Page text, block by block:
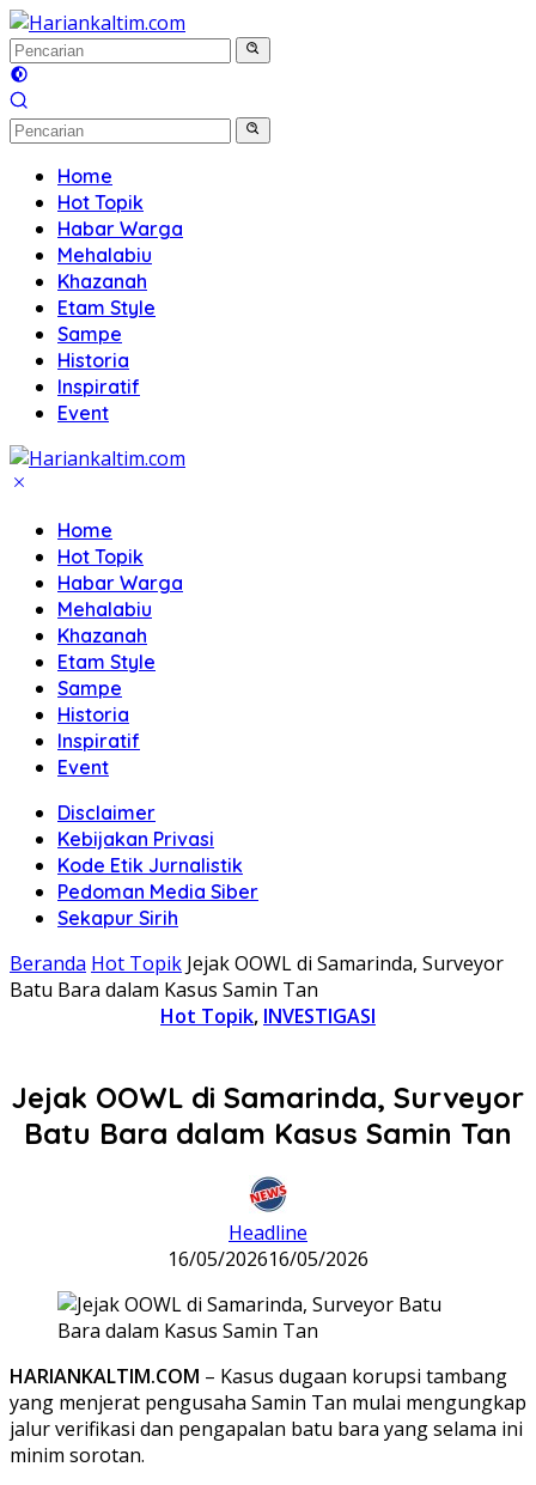
Langsung
ke
konten
Home
Hot Topik
Habar Warga
Mehalabiu
Khazanah
Etam Style
Sampe
Historia
Inspiratif
Event
Home
Hot Topik
Habar Warga
Mehalabiu
Khazanah
Etam Style
Sampe
Historia
Inspiratif
Event
Disclaimer
Kebijakan Privasi
Kode Etik Jurnalistik
Pedoman Media Siber
Sekapur Sirih
Beranda Hot Topik Jejak OOWL di Samarinda, Surveyor
Batu Bara dalam Kasus Samin Tan
Hot Topik, INVESTIGASI
Jejak OOWL di Samarinda, Surveyor
Batu Bara dalam Kasus Samin Tan
Headline
16/05/202616/05/2026
HARIANKALTIM.COM – Kasus dugaan korupsi tambang
yang menjerat pengusaha Samin Tan mulai mengungkap
jalur verifikasi dan pengapalan batu bara yang selama ini
minim sorotan.